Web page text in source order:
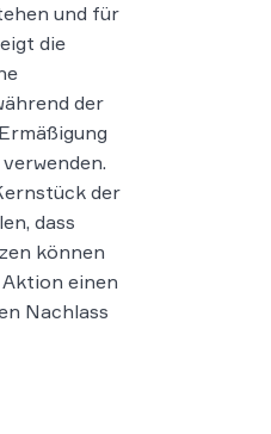
und für
die
der
der
dass
können
einen
Nachlass